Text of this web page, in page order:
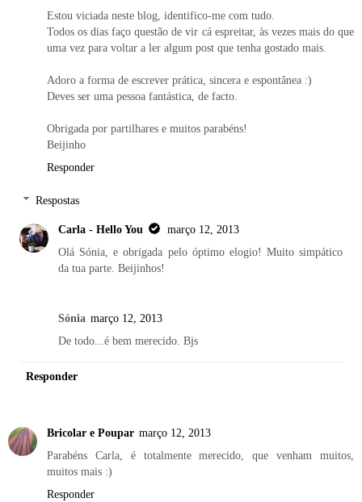
Estou viciada neste blog, identifico-me com tudo.
Todos os dias faço questão de vir cá espreitar, às vezes mais do que
uma vez para voltar a ler algum post que tenha gostado mais.
Adoro a forma de escrever prática, sincera e espontânea :)
Deves ser uma pessoa fantástica, de facto.
Obrigada por partilhares e muitos parabéns!
Beijinho
Responder
Respostas
Carla - Hello You
março 12, 2013
Olá Sónia, e obrigada pelo óptimo elogio! Muito simpático
da tua parte. Beijinhos!
Sónia março 12, 2013
De todo...é bem merecido. Bjs
Responder
Bricolar e Poupar março 12, 2013
Parabéns Carla, é totalmente merecido, que venham muitos,
muitos mais :)
Responder